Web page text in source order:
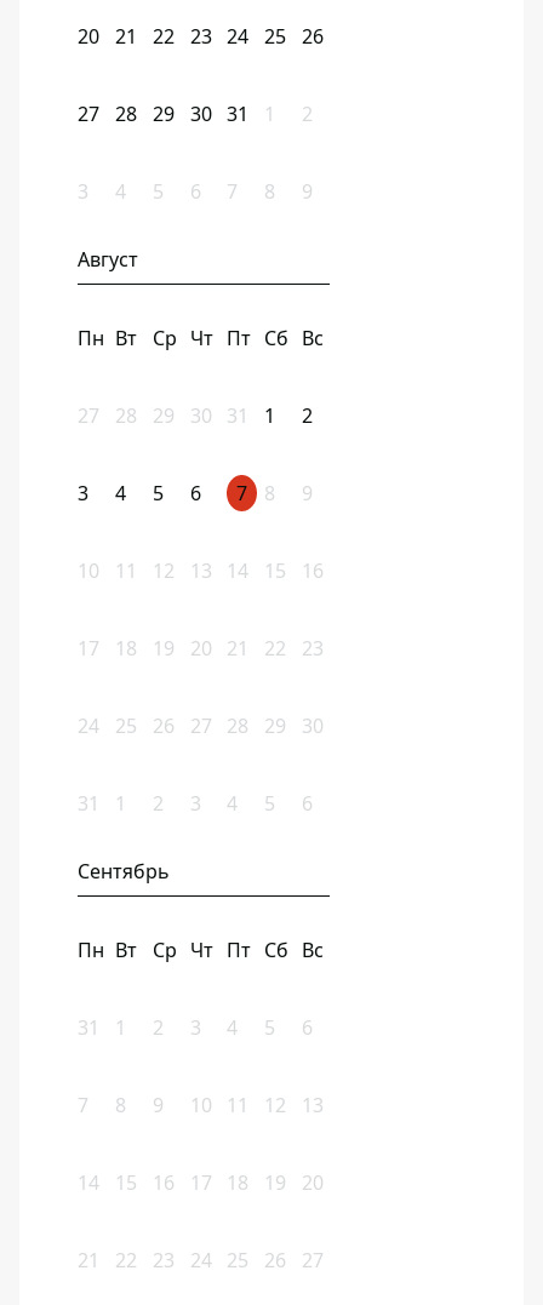
20 21 22 23 24 25 26
27 28 29 30 31 1 2
3 4 5 6 7 8 9
Август
Пн Вт Ср Чт Пт Сб Вс
27 28 29 30 31 1 2
3 4 5 6 7 8 9
10 11 12 13 14 15 16
17 18 19 20 21 22 23
24 25 26 27 28 29 30
31 1 2 3 4 5 6
Сентябрь
Пн Вт Ср Чт Пт Сб Вс
31 1 2 3 4 5 6
7 8 9 10 11 12 13
14 15 16 17 18 19 20
21 22 23 24 25 26 27